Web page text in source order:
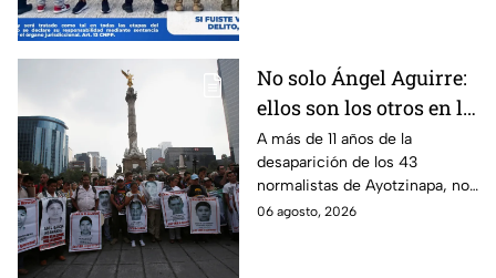
No solo Ángel Aguirre:
ellos son los otros en la
lupa por el caso
Ayotzinapa
A más de 11 años de la
desaparición de los 43
normalistas de Ayotzinapa, no
se ha conocido el paradero de
06 agosto, 2026